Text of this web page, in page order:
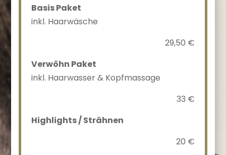
Basis Paket
inkl. Haarwäsche
29,50 €
Verwöhn Paket
inkl. Haarwasser & Kopfmassage
33 €
Highlights / Strähnen
20 €